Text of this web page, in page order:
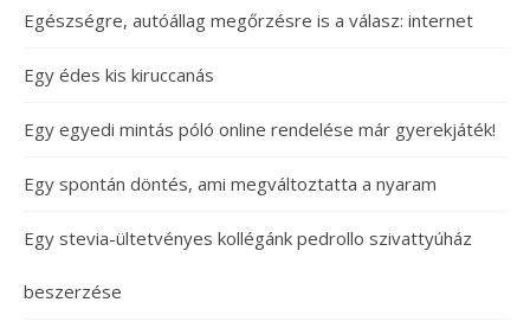
Egészségre, autóállag megőrzésre is a válasz: internet
Egy édes kis kiruccanás
Egy egyedi mintás póló online rendelése már gyerekjáték!
Egy spontán döntés, ami megváltoztatta a nyaram
Egy stevia-ültetvényes kollégánk pedrollo szivattyúház
beszerzése